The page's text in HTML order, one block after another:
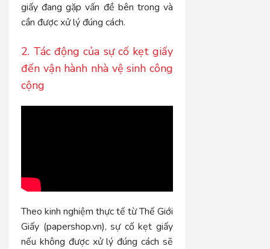
giấy đang gặp vấn đề bên trong và
cần được xử lý đúng cách.
2. Tác động của sự cố kẹt giấy
đến vận hành nhà vệ sinh công
cộng
Theo kinh nghiệm thực tế từ Thế Giới
Giấy (papershop.vn), sự cố kẹt giấy
nếu không được xử lý đúng cách sẽ